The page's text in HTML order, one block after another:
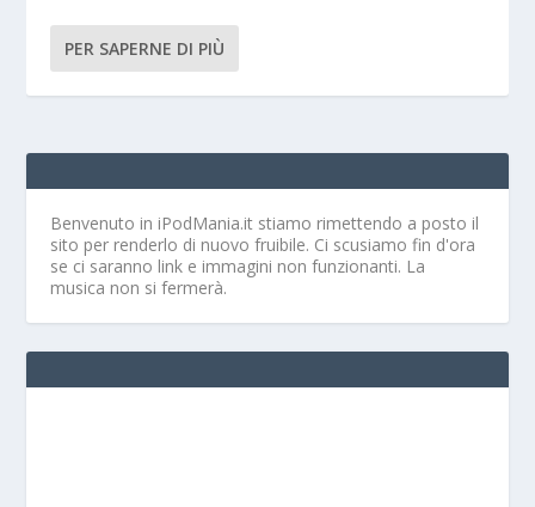
PER SAPERNE DI PIÙ
Benvenuto in iPodMania.it stiamo rimettendo a posto il
sito per renderlo di nuovo fruibile. Ci scusiamo fin d'ora
se ci saranno link e immagini non funzionanti. La
musica non si fermerà.